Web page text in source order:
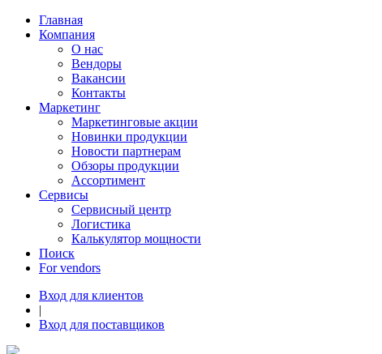
Главная
Компания
О нас
Вендоры
Вакансии
Контакты
Маркетинг
Маркетинговые акции
Новинки продукции
Новости партнерам
Обзоры продукции
Ассортимент
Сервисы
Сервисный центр
Логистика
Калькулятор мощности
Поиск
For vendors
Вход для клиентов
|
Вход для поставщиков